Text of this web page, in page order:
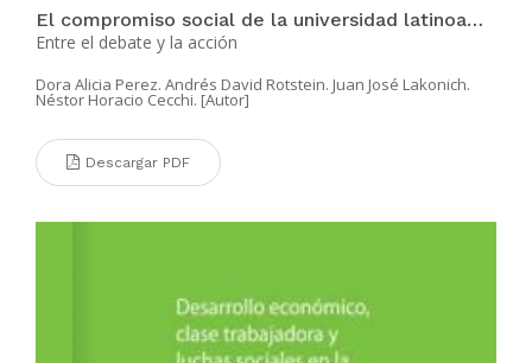
El compromiso social de la universidad latinoamericana del siglo XXI
Entre el debate y la acción
Dora Alicia Perez. Andrés David Rotstein. Juan José Lakonich.
Néstor Horacio Cecchi. [Autor]
Descargar PDF